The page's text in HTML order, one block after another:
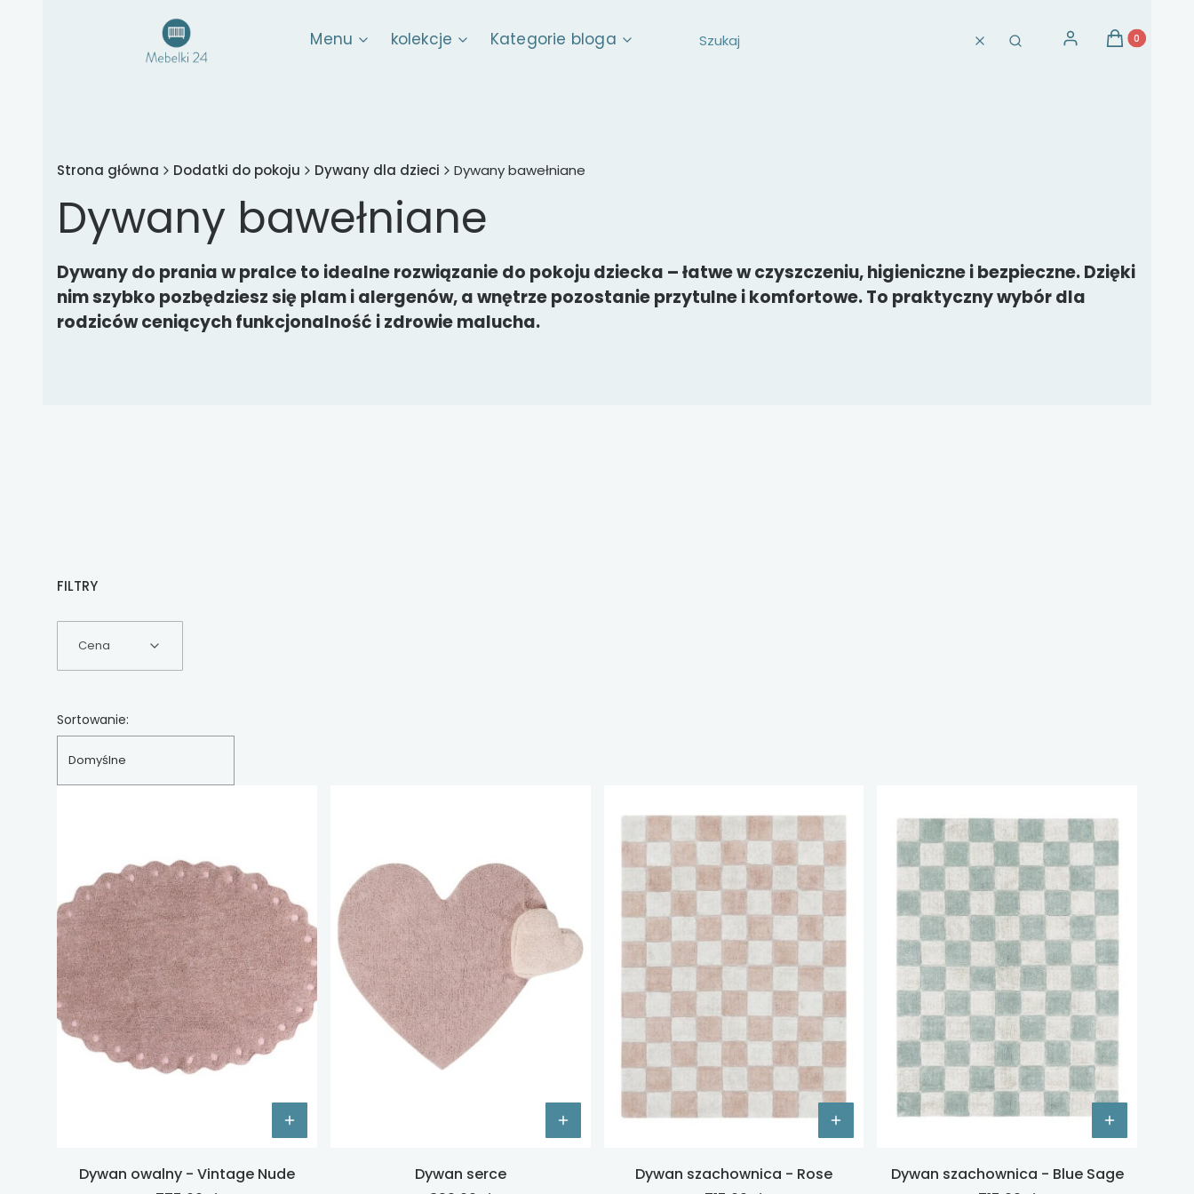
Menu kolekcje Kategorie bloga WyczyśćSzukaj
Zaloguj sięProdukty w
Koszyk
Strona główna Dodatki do pokoju Dywany dla dzieci Dywany bawełniane
Dywany bawełniane
Dywany do prania w pralce to idealne rozwiązanie do pokoju dziecka – łatwe w czyszczeniu, higieniczne i bezpieczne. Dzięki
nim szybko pozbędziesz się plam i alergenów, a wnętrze pozostanie przytulne i komfortowe. To praktyczny wybór dla
rodziców ceniących funkcjonalność i zdrowie malucha.
FILTRY
Cena
Lista produktów
Sortowanie:
Domyślne
Dywan owalny - Vintage Nude
Dywan serce
Dywan szachownica - Rose
Dywan szachownica - Blue Sage